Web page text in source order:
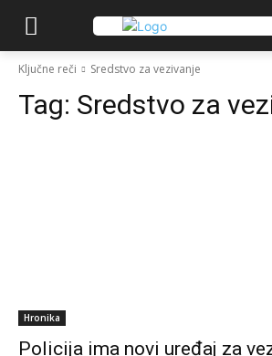
Ključne reči Sredstvo za vezivanje
Tag: Sredstvo za
Hronika
Policija ima novi uređaj za